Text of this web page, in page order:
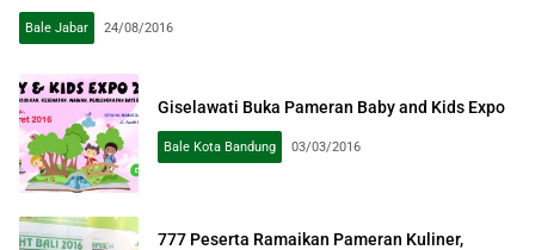
Bale Jabar 24/08/2016
Giselawati Buka Pameran Baby and Kids Expo
Bale Kota Bandung 03/03/2016
777 Peserta Ramaikan Pameran Kuliner,